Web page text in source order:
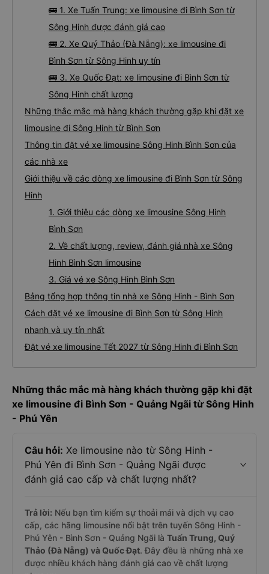
🚌 1. Xe Tuấn Trung: xe limousine đi Bình Sơn từ
Sông Hinh được đánh giá cao
🚌 2. Xe Quý Thảo (Đà Nẵng): xe limousine đi
Bình Sơn từ Sông Hinh uy tín
🚌 3. Xe Quốc Đạt: xe limousine đi Bình Sơn từ
Sông Hinh chất lượng
Những thắc mắc mà hàng khách thường gặp khi đặt xe
limousine đi Sông Hinh từ Bình Sơn
Thông tin đặt vé xe limousine Sông Hinh Bình Sơn của
các nhà xe
Giới thiệu về các dòng xe limousine đi Bình Sơn từ Sông
Hinh
1. Giới thiệu các dòng xe limousine Sông Hinh
Bình Sơn
2. Về chất lượng, review, đánh giá nhà xe Sông
Hinh Bình Sơn limousine
3. Giá vé xe Sông Hinh Bình Sơn
Bảng tổng hợp thông tin nhà xe Sông Hinh - Bình Sơn
Cách đặt vé xe limousine đi Bình Sơn từ Sông Hinh
nhanh và uy tín nhất
Đặt vé xe limousine Tết 2027 từ Sông Hinh đi Bình Sơn
Những thắc mắc mà hàng khách thường gặp khi đặt
xe limousine đi Bình Sơn - Quảng Ngãi từ Sông Hinh
- Phú Yên
Câu hỏi: Xe limousine nào từ Sông Hinh -
Phú Yên đi Bình Sơn - Quảng Ngãi được
đánh giá cao cấp và chất lượng nhất?
Trả lời: Nếu bạn tìm kiếm sự thoải mái và dịch vụ cao
cấp, các hãng limousine nổi bật trên tuyến Sông Hinh -
Phú Yên - Bình Sơn - Quảng Ngãi là Tuấn Trung, Quý
Thảo (Đà Nẵng) và Quốc Đạt. Đây đều là những nhà xe
được nhiều khách hàng đánh giá cao về chất lượng